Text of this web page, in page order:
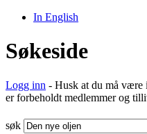
In English
Søkeside
Logg inn - Husk at du må være
er forbeholdt medlemmer og
søk